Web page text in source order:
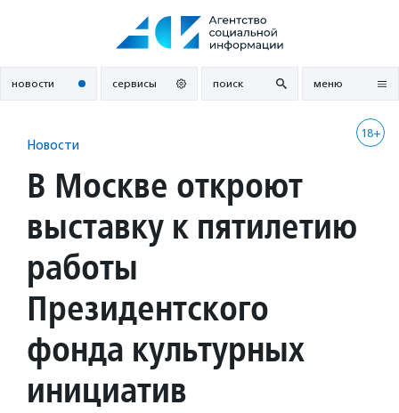
новости сервисы поиск меню
18+
Новости
В Москве откроют
выставку к пятилетию
работы
Президентского
фонда культурных
инициатив